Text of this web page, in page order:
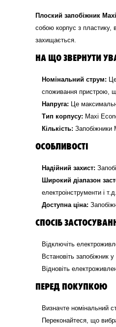
Плоский запобіжник
собою корпус з пластику,
захищається.
НА ЩО ЗВЕРНУТИ
Номінальний струм:
споживання пристрою,
Напруга: Це
Тип корпусу: Maxi
Кількість: Запобіжники
ОСОБЛИВОСТІ
Надійний захист:
Широкий діапазон
електроінструменти і т.д.
Доступна ціна:
СПОСІБ
Відключіть
Встановіть запобіжник
Відновіть
ПЕРЕД ПОКУПКОЮ
Визначте номінальний
Переконайтеся, що